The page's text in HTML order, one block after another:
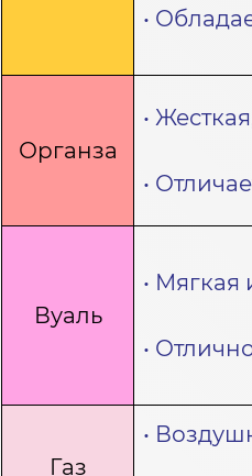
•
Органза
•
•
Вуаль
• Мягкая
•
Газ
•